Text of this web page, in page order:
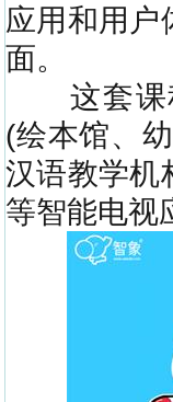
应用和用户
面。
这套课程
(绘本馆、
汉语教学机
等智能电视